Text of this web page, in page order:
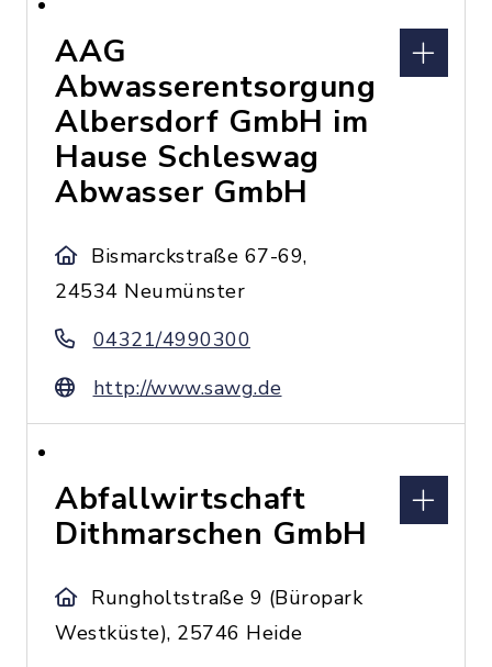
AAG
Abwasserentsorgung
Albersdorf GmbH im
Hause Schleswag
Abwasser GmbH
Bismarckstraße 67-69,
24534 Neumünster
04321/4990300
http://www.sawg.de
Abfallwirtschaft
Dithmarschen GmbH
Rungholtstraße 9 (Büropark
Westküste), 25746 Heide